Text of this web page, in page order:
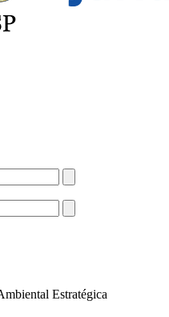
Estratégica